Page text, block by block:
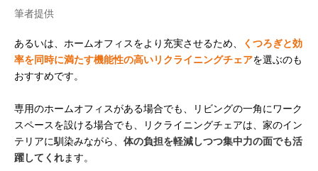
筆者提供
あるいは、ホームオフィスをより充実させるため、
くつろぎと効
率を同時に満たす機能性の高いリクライニングチェアを選ぶのも
おすすめです。
専用のホームオフィスがある場合でも、リビングの一角にワーク
スペースを設ける場合でも、リクライニングチェアは、家のイン
テリアに馴染みながら、 体の負担を軽減しつつ集中力の面でも活
躍してくれます。